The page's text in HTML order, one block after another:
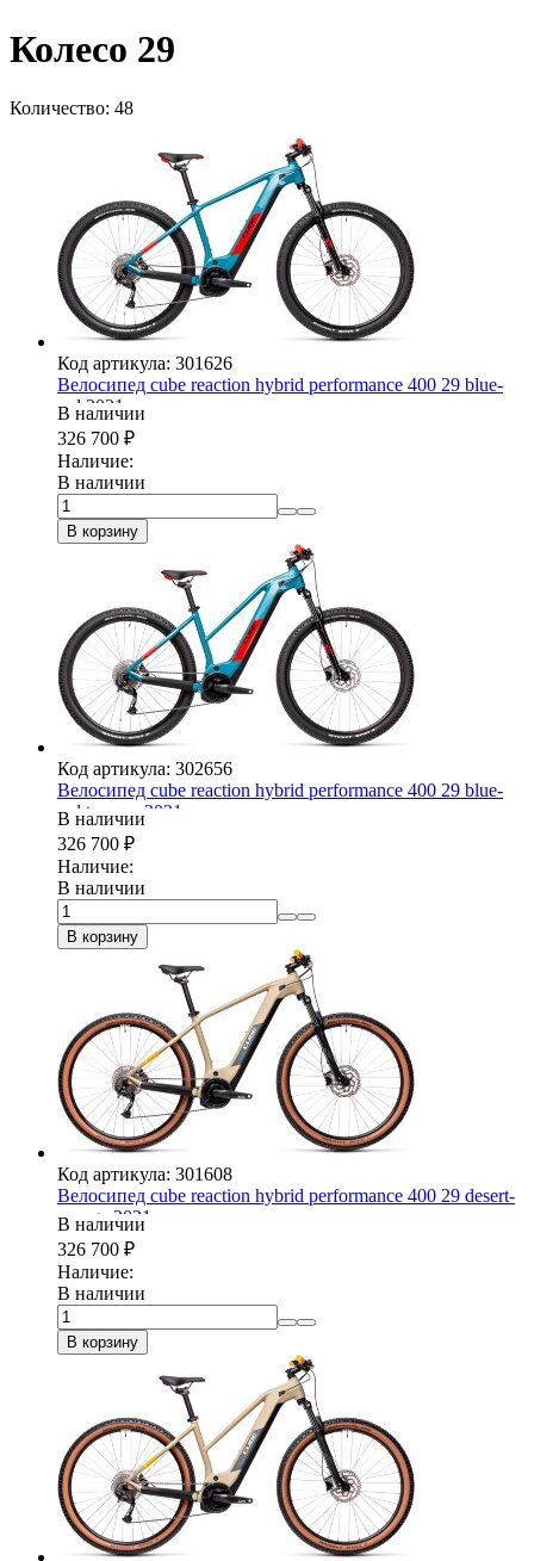
Колесо 29
Количество: 48
Код артикула: 301626
Велосипед cube reaction hybrid performance 400 29 blue-
red 2021
В наличии
326 700 ₽
Наличие:
В наличии
В корзину
Код артикула: 302656
Велосипед cube reaction hybrid performance 400 29 blue-
red trapeze 2021
В наличии
326 700 ₽
Наличие:
В наличии
В корзину
Код артикула: 301608
Велосипед cube reaction hybrid performance 400 29 desert-
orange 2021
В наличии
326 700 ₽
Наличие:
В наличии
В корзину